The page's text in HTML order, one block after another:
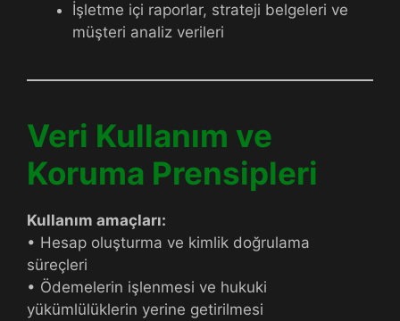
İşletme içi raporlar, strateji belgeleri ve
müşteri analiz verileri
Veri Kullanım ve
Koruma Prensipleri
Kullanım amaçları:
• Hesap oluşturma ve kimlik doğrulama
süreçleri
• Ödemelerin işlenmesi ve hukuki
yükümlülüklerin yerine getirilmesi